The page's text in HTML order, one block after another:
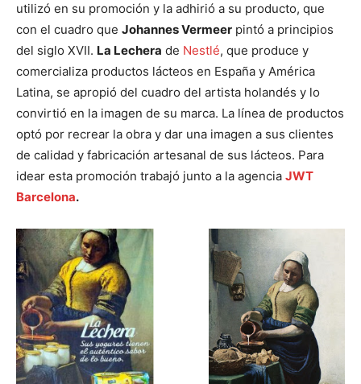
utilizó en su promoción y la adhirió a su producto, que
con el cuadro que Johannes Vermeer pintó a principios
del siglo XVII. La Lechera de Nestlé, que produce y
comercializa productos lácteos en España y América
Latina, se apropió del cuadro del artista holandés y lo
convirtió en la imagen de su marca. La línea de productos
optó por recrear la obra y dar una imagen a sus clientes
de calidad y fabricación artesanal de sus lácteos. Para
idear esta promoción trabajó junto a la agencia JWT
Barcelona.